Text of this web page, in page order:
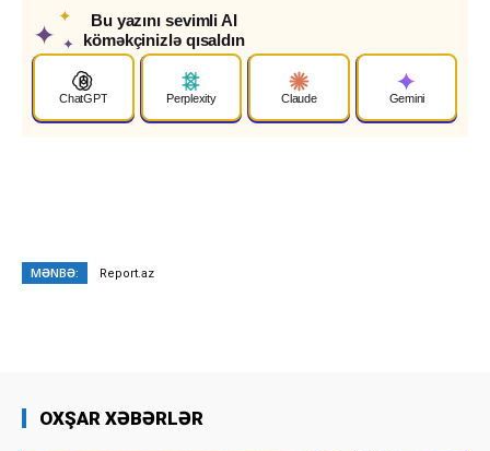
✦
✦
✦
Bu yazını sevimli AI
köməkçinizlə qısaldın
ChatGPT Perplexity Claude Gemini
MƏNBƏ: Report.az
OXŞAR XƏBƏRLƏR